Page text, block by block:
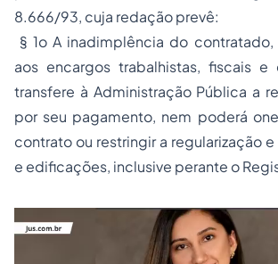
8.666/93, cuja redação prevê:
§ 1o A inadimplência do
aos encargos trabalhistas, fiscais e
transfere à Administração Pública a
por seu pagamento, nem poderá
contrato ou restringir a regularização
e edificações, inclusive perante o